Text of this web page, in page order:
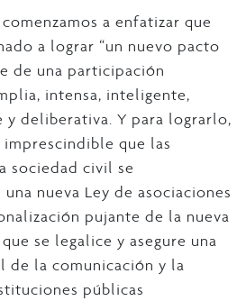
a enfatizar que
a lograr “un nuevo pacto
de una participación
intensa, inteligente,
y deliberativa. Y para lograrlo,
que las
sociedad civil se
nueva Ley de asociaciones
pujante de la nueva
se legalice y asegure una
de la comunicación y la
públicas